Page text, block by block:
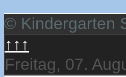
© Kindergarten
↑↑↑
Freitag, 07.